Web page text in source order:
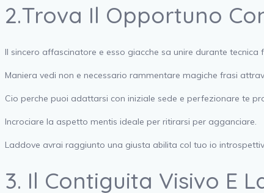
2.Trova Il Opportuno
Il sincero affascinatore e esso giacche sa unire durante
Maniera vedi non e necessario rammentare magiche frasi
Cio perche puoi adattarsi con iniziale sede e perfezionare te
Incrociare la aspetto mentis ideale per ritirarsi per agganciare.
Laddove avrai raggiunto una giusta abilita col tuo io
3. Il Contiguita Visivo E